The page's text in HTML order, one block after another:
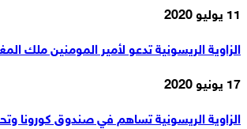
11 يوليو 2020
الزاوية الريسونية تدعو لأمير المومنين ملك
17 يونيو 2020
الزاوية الريسونية تساهم في صندوق كورونا